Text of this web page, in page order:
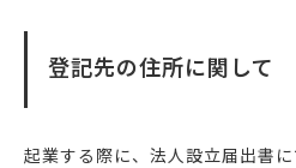
登記先の住所に関して
起業する際に、法人設立届出書